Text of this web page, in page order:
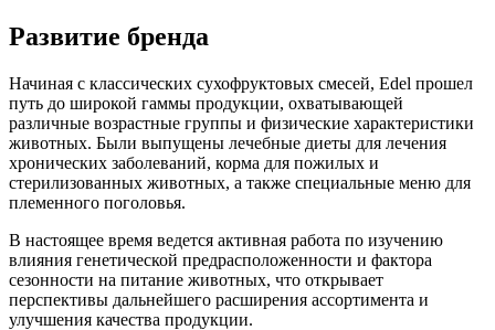
Развитие бренда
Начиная с классических сухофруктовых смесей, Edel прошел
путь до широкой гаммы продукции, охватывающей
различные возрастные группы и физические характеристики
животных. Были выпущены лечебные диеты для лечения
хронических заболеваний, корма для пожилых и
стерилизованных животных, а также специальные меню для
племенного поголовья.
B настоящее время ведется активная работа по изучению
влияния генетической предрасположенности и фактора
сезонности на питание животных, что открывает
перспективы дальнейшего расширения ассортимента и
улучшения качества продукции.